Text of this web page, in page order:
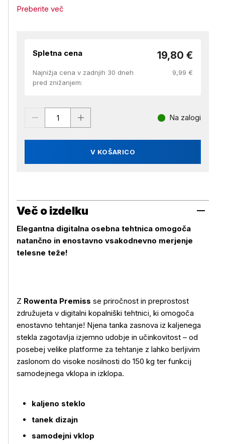
Preberite več
Spletna cena 19,80 €
Najnižja cena v zadnjih 30 dneh
pred znižanjem:
9,99 €
V KOŠARICO
Na zalogi
Več o izdelku
Več o izdelku
Elegantna digitalna osebna tehtnica omogoča
natančno in enostavno vsakodnevno merjenje
telesne teže!
Z Rowenta Premiss se priročnost in preprostost
združujeta v digitalni kopalniški tehtnici, ki omogoča
enostavno tehtanje! Njena tanka zasnova iz kaljenega
stekla zagotavlja izjemno udobje in učinkovitost – od
posebej velike platforme za tehtanje z lahko berljivim
zaslonom do visoke nosilnosti do 150 kg ter funkcij
samodejnega vklopa in izklopa.
kaljeno steklo
tanek dizajn
samodejni vklop